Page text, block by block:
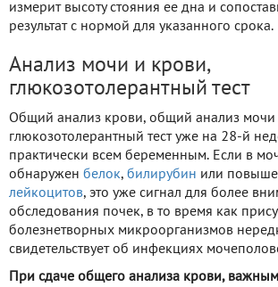
измерит высоту стояния ее дна и
результат с нормой для указанного срока.
Анализ мочи и крови,
глюкозотолерантный тест
Общий анализ крови, общий анализ мочи
глюкозотолерантный тест уже на 28-й
практически всем беременным. Если в
обнаружен белок, билирубин или
лейкоцитов, это уже сигнал для более
обследования почек, в то время как
болезнетворных микроорганизмов
свидетельствует об инфекциях
При сдаче общего анализа крови,